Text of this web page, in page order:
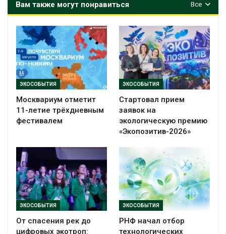
Все
Вам также могут понравиться
ЭКОСОБЫТИЯ
Москвариум отметит
11-летие трёхдневным
фестивалем
ЭКОСОБЫТИЯ
Стартовал прием
заявок на
экологическую премию
«Экопозитив-2026»
ЭКОСОБЫТИЯ
От спасения рек до
цифровых экотроп:
ЭКОСОБЫТИЯ
РНФ начал отбор
технологических